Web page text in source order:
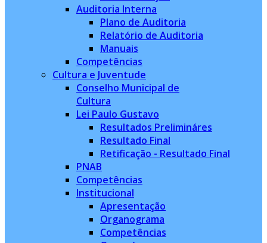
Auditoria Interna
Plano de Auditoria
Relatório de Auditoria
Manuais
Competências
Cultura e Juventude
Conselho Municipal de
Cultura
Lei Paulo Gustavo
Resultados Prelimináres
Resultado Final
Retificação - Resultado Final
PNAB
Competências
Institucional
Apresentação
Organograma
Competências